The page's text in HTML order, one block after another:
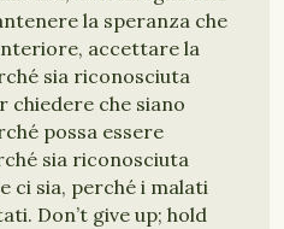
la speranza che
accettare la
sia riconosciuta
chiedere che siano
possa essere
sia riconosciuta
ci sia, perché i malati
Don’t give up; hold